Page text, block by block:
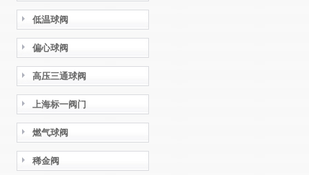
低温球阀
偏心球阀
高压三通球阀
上海标一阀门
燃气球阀
稀金阀